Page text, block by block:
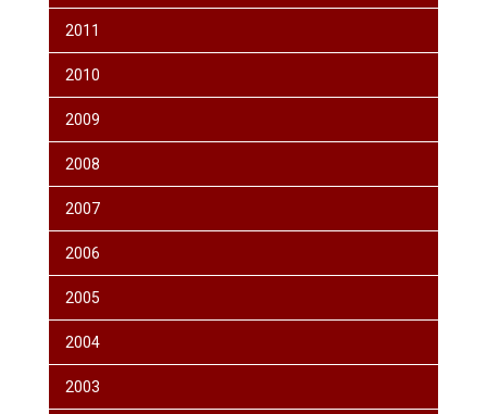
2011
2010
2009
2008
2007
2006
2005
2004
2003